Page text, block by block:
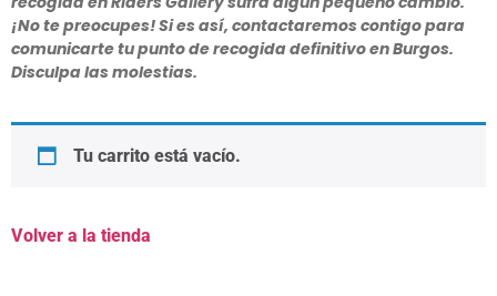
¡No te preocupes! Si es así, contactaremos contigo para
comunicarte tu punto de recogida definitivo en Burgos.
Disculpa las molestias.
Tu carrito está vacío.
Volver a la tienda